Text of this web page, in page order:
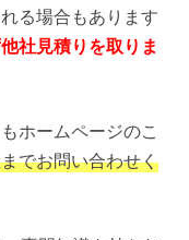
る場合もあります
社見積りを取りま
ホームページのこ
でお問い合わせく